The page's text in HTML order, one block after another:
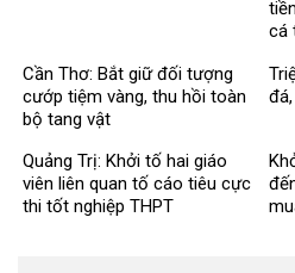
cá
Cần Thơ: Bắt giữ đối tượng
cướp tiệm vàng, thu hồi toàn
bộ tang vật
Quảng Trị: Khởi tố hai giáo
viên liên quan tố cáo tiêu cực
thi tốt nghiệp THPT